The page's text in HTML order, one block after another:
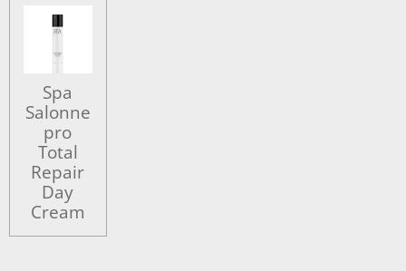
Spa
Salonne
pro
Total
Repair
Day
Cream